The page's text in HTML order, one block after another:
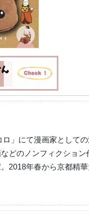
」にて漫画家としての
どのノンフィクション
2018年春から京都精華